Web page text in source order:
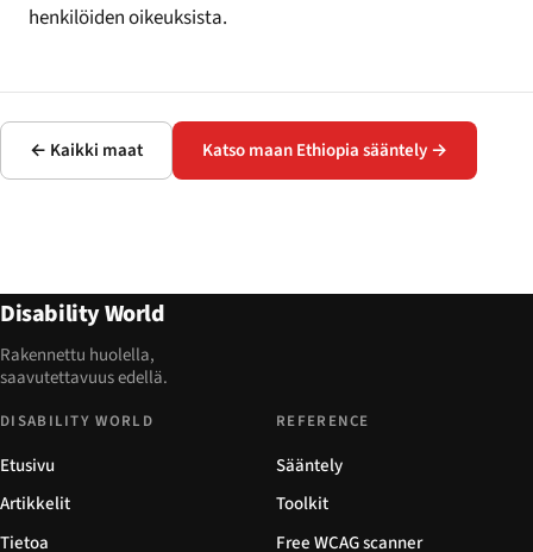
henkilöiden oikeuksista.
← Kaikki maat Katso maan Ethiopia sääntely →
Disability World
Rakennettu huolella,
saavutettavuus edellä.
DISABILITY WORLD
Etusivu
Artikkelit
Tietoa
REFERENCE
Sääntely
Toolkit
Free WCAG scanner